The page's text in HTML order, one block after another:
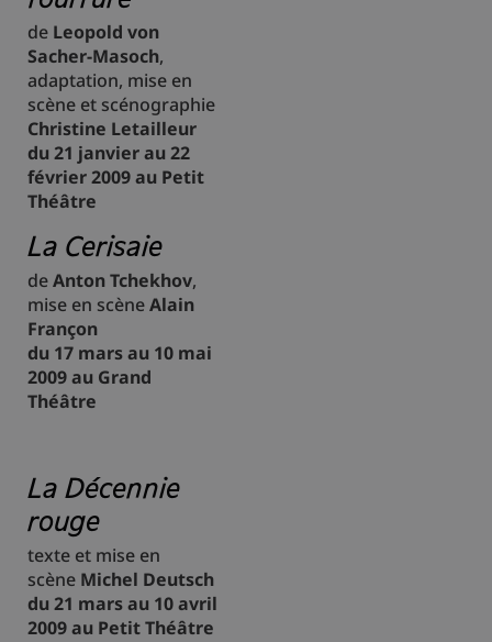
de Leopold von
Sacher-Masoch,
adaptation, mise en
scène et scénographie
Christine Letailleur
du 21 janvier au 22
février 2009 au Petit
Théâtre
La Cerisaie
deAnton Tchekhov,
mise en scèneAlain
Françon
du 17 mars au 10 mai
2009 au Grand
Théâtre
La Décennie
rouge
texte et mise en
scène Michel Deutsch
du 21 mars au 10 avril
2009 au Petit Théâtre